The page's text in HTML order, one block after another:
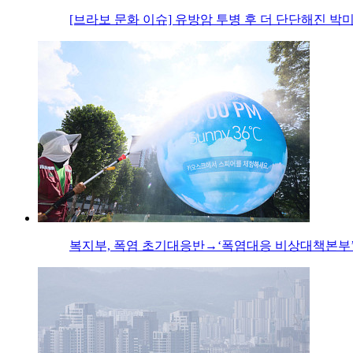
[브라보 문화 이슈] 유방암 투병 후 더 단단해진 박
복지부, 폭염 초기대응반→‘폭염대응 비상대책본부